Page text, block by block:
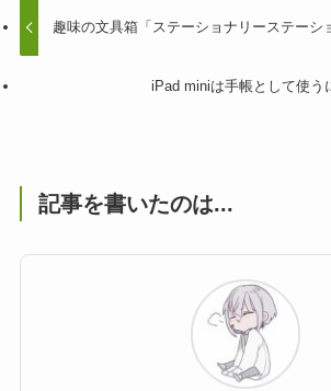
趣味の文具箱「ステーショナリーステーシ
iPad miniは手帳として使う
記事を書いたのは...